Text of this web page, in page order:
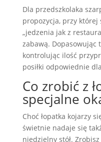
Dla przedszkolaka
propozycja, przy której
„jedzenia jak z
zabawą. Dopasowując
kontrolując ilość
posiłki odpowiednie
Co zrobić z
specjalne
Choć łopatka kojarzy
świetnie nadaje się
niedzielny stół.